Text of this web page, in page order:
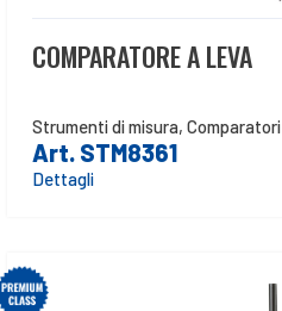
COMPARATORE A LEVA
Strumenti di misura,Comparatori
Art. STM8361
Dettagli